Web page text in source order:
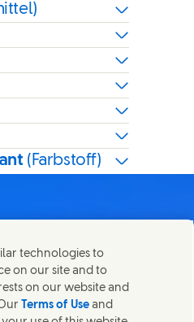
(Farbstoff)
page on Facebook
this page on X
Share this page on Linked In
Share this page on E-
Anregungen und
technologies to
on our site and to
on our website and
Terms of Use and